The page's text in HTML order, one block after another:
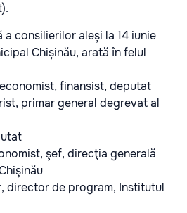
consilierilor aleși la 14 iunie
Chișinău, arată în felul
finansist, deputat
primar general degrevat al
şef, direcţia generală
director de program, Institutul